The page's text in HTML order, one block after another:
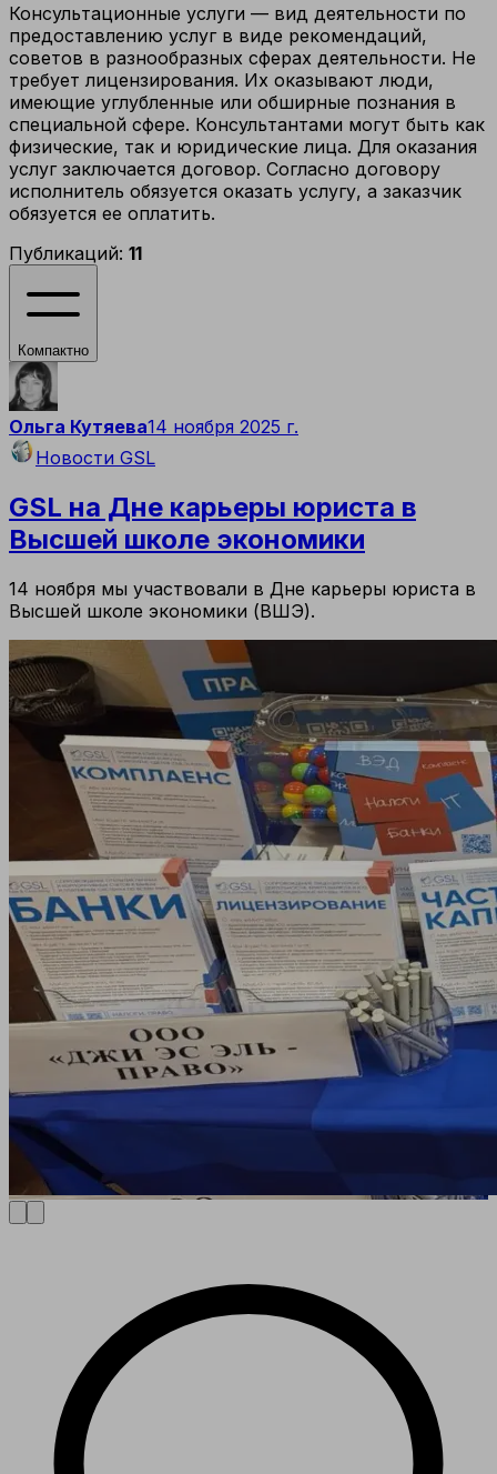
Консультационные услуги — вид деятельности по
предоставлению услуг в виде рекомендаций,
советов в разнообразных сферах деятельности. Не
требует лицензирования. Их оказывают люди,
имеющие углубленные или обширные познания в
специальной сфере. Консультантами могут быть как
физические, так и юридические лица. Для оказания
услуг заключается договор. Согласно договору
исполнитель обязуется оказать услугу, а заказчик
обязуется ее оплатить.
Публикаций: 11
Компактно
Ольга Кутяева14 ноября 2025 г.
Новости GSL
GSL на Дне карьеры юриста в
Высшей школе экономики
14 ноября мы участвовали в Дне карьеры юриста в
Высшей школе экономики (ВШЭ).